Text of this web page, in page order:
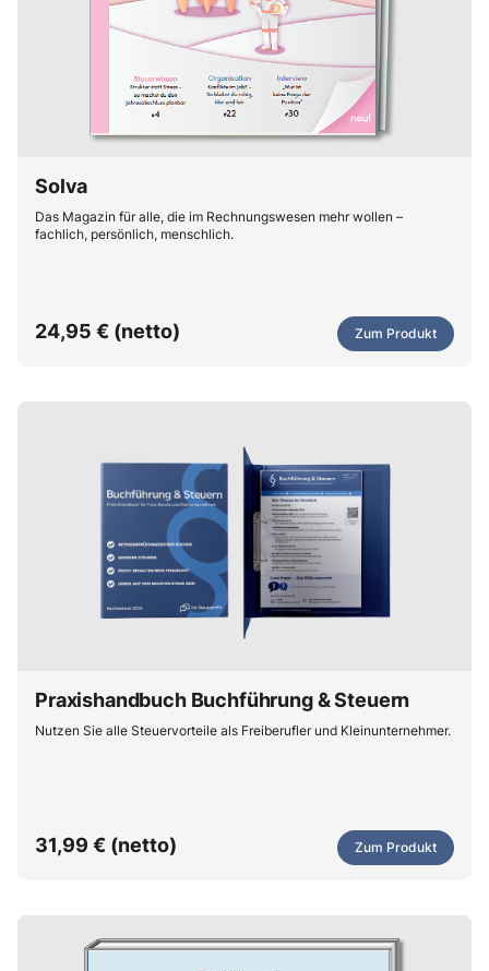
Solva
Das Magazin für alle, die im Rechnungswesen mehr wollen –
fachlich, persönlich, menschlich.
24,95 € (netto) Zum Produkt
Praxishandbuch Buchführung & Steuern
Nutzen Sie alle Steuervorteile als Freiberufler und Kleinunternehmer.
31,99 € (netto) Zum Produkt